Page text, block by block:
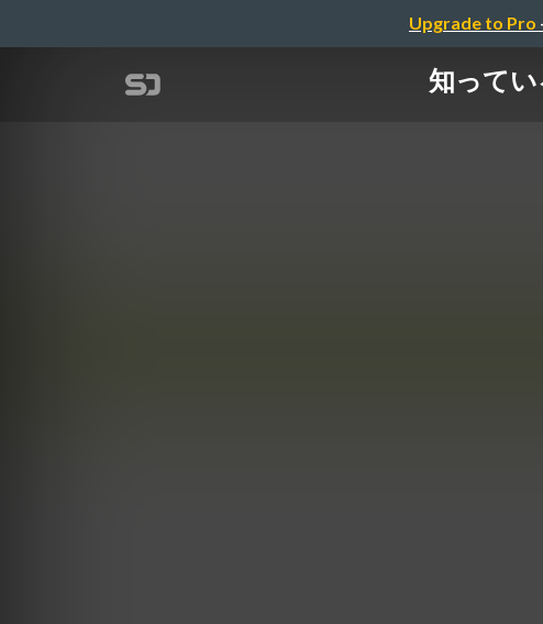
Upgrade to Pro
知って